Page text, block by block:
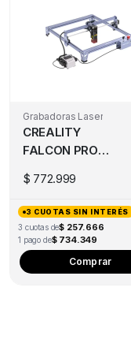
Grabadoras Laser
CREALITY
FALCON PRO
$ 772.999
3 CUOTAS SIN INTERÉS
3 cuotas de$ 257.666
1 pago de$ 734.349
Comprar